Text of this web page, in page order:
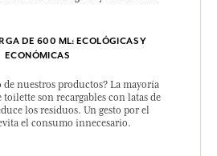
DE 600 ML: ECOLÓGICAS Y
ECONÓMICAS
de nuestros productos? La mayoría
toilette son recargables con latas de
los residuos. Un gesto por el
el consumo innecesario.